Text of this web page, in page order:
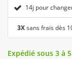
14j pour
3Xsans frais dès
Expédié sous 3 à